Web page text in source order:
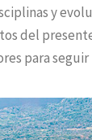
y
del
para